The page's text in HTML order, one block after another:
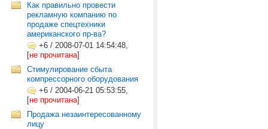
Как правильно провести
рекламную компанию по
продаже спецтехники
американского пр-ва?
+6 / 2008-07-01 14:54:48,
[не прочитана]
Стимулирование сбыта
компрессорного оборудования
+6 / 2004-06-21 05:53:55,
[не прочитана]
Продажа незаинтересованному
лицу